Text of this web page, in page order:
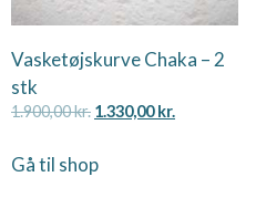
Vasketøjskurve Chaka – 2
stk
1.900,00kr. 1.330,00kr.
Gå til shop